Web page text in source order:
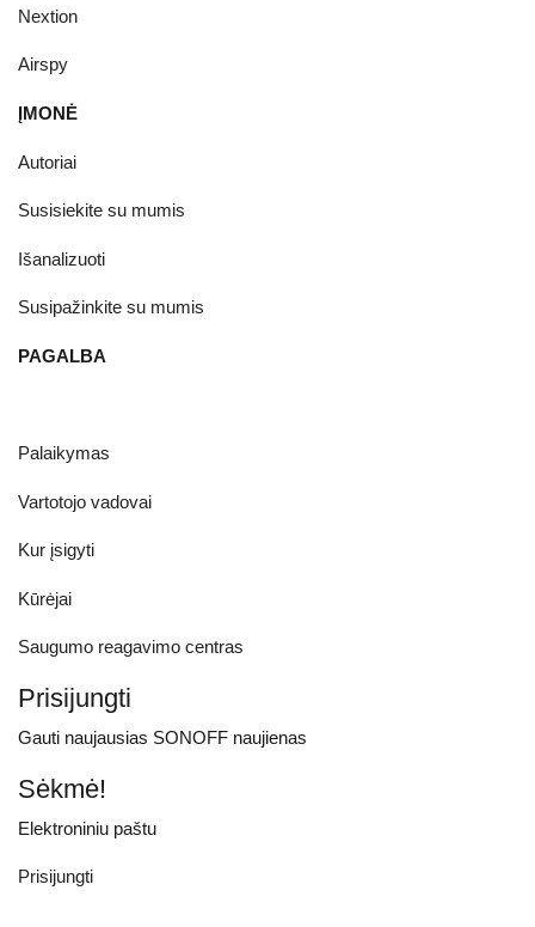
Nextion
Airspy
ĮMONĖ
Autoriai
Susisiekite su mumis
Išanalizuoti
Susipažinkite su mumis
PAGALBA
Palaikymas
Vartotojo vadovai
Kur įsigyti
Kūrėjai
Saugumo reagavimo centras
Prisijungti
Gauti naujausias SONOFF naujienas
Sėkmė!
Elektroniniu paštu
Prisijungti